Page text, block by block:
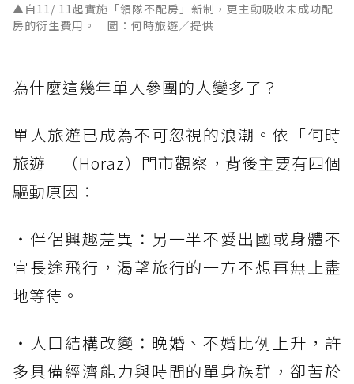
▲自11/ 11起實施「領隊不配房」新制，更主動吸收未成功配
房的衍生費用。 圖：何時旅遊／提供
為什麼這幾年單人參團的人變多了？
單人旅遊已成為不可忽視的浪潮。依「何時
旅遊」（Horaz）門市觀察，背後主要有四個
驅動原因：
・伴侶興趣差異：另一半不愛出國或身體不
宜長途飛行，渴望旅行的一方不想再無止盡
地等待。
・人口結構改變：晚婚、不婚比例上升，許
多具備經濟能力與時間的單身族群，卻苦於